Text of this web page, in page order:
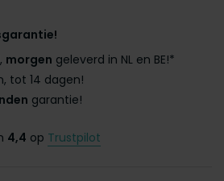
morgen geleverd in NL en BE!*
tot 14 dagen!
garantie!
4,4 op Trustpilot